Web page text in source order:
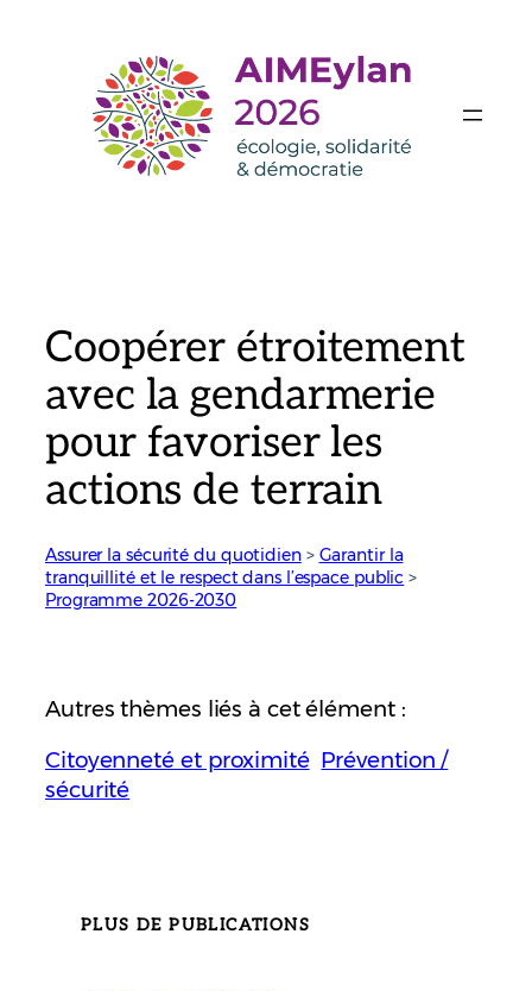
Coopérer étroitement
avec la gendarmerie
pour favoriser les
actions de terrain
Assurer la sécurité du quotidien > Garantir la
tranquillité et le respect dans l’espace public
Programme 2026-2030
Autres thèmes liés à cet élément :
Citoyenneté et proximité Prévention /
sécurité
PLUS DE PUBLICATIONS